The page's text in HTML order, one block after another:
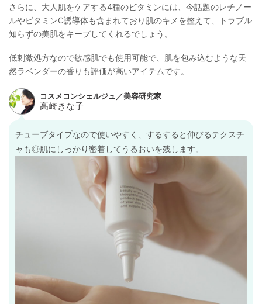
ロイシン、リシンHCl、ヒスチジンHCl、アラントイン、フェニルアラニ
ン、テオブロマグランジフロルム種子脂、マカデミアナッツ脂肪酸フィト
ステリル、ヒマワリ種子油、コーン油、シア脂、ホホバ種子油、メドウフ
ォーム油、ダイマージリノール酸(フィトステリル/イソステアリル/セチル/
ルドデシル)、水添パーム油、ステアリン酸グリセリル(SE)、デカイソステ
アリン酸ポリグリセリル-10、ミリスチン酸ポリグリセリル-10、イソステ
アリン酸イソステアリル、トリベヘニン、ステアリン酸グリセリル、トリ
ル-6、ベヘン酸グリセリル、水酸化Na、EDTA-2Na、キサンタンガム、カ
ルボマー、水添レシチン、ペンタステアリン酸ポリグリセリル-10、ラウロ
イルラクチレートNa、ステアロイルラクチレートNa、ラベンダー油、エチ
さらに、大人肌をケアする4種のビタミンには、今話題のレチノー
ルやビタミンC誘導体も含まれており肌のキメを整えて、トラブル
知らずの美肌をキープしてくれるでしょう。
低刺激処方なので敏感肌でも使用可能で、肌を包み込むような天
然ラベンダーの香りも評価が高いアイテムです。
チューブタイプなので使いやすく、するすると伸びるテクスチ
ャも◎肌にしっかり密着してうるおいを残します。